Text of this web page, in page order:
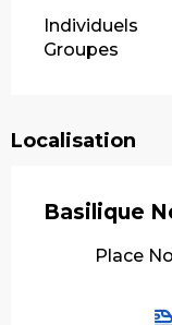
Individuels
Groupes
Localisation
Basilique
Place